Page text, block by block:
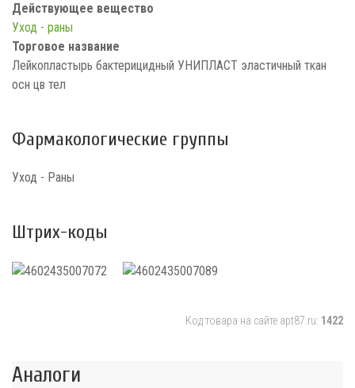
Действующее вещество
Уход - раны
Торговое название
Лейкопластырь бактерицидный УНИПЛАСТ эластичный ткан
осн цв тел
Фармакологические группы
Уход - Раны
Штрих-коды
Код товара на сайте apt87.ru: 1422
Аналоги